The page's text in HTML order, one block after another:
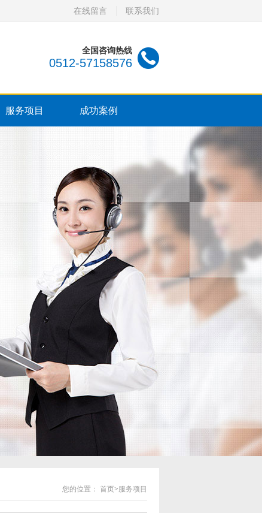
在线留言 联系我们
全国咨询热线
0512-57158576
服务项目 成功案例
您的位置： 首页>服务项目